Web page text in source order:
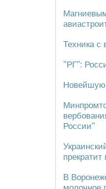
Техника с
"РГ":
Новейшую
России"
прекратит
В